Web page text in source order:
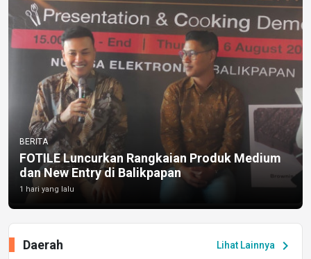
BERITA
FOTILE Luncurkan Rangkaian Produk Medium
dan New Entry di Balikpapan
1 hari yang lalu
Lihat Lainnya chevron_right
Daerah